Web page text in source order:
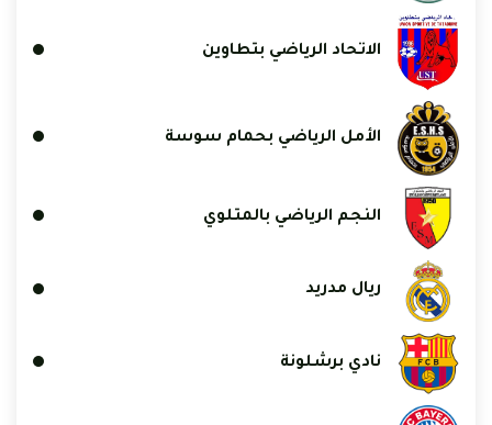
الاتحاد الرياضي بتطاوين
الأمل الرياضي بحمام سوسة
النجم الرياضي بالمتلوي
ريال مدريد
نادي برشلونة